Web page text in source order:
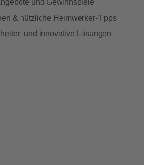
und Gewinnspiele
& nützliche Heimwerker-Tipps
und innovative Lösungen